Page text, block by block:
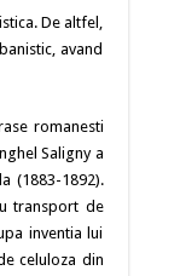
De altfel,
avand
romanesti
Saligny a
(1883-1892).
transport de
inventia lui
celuloza din